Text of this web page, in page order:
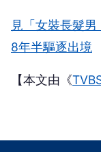
見「女裝長髮
8年半驅逐出境
【本文由《